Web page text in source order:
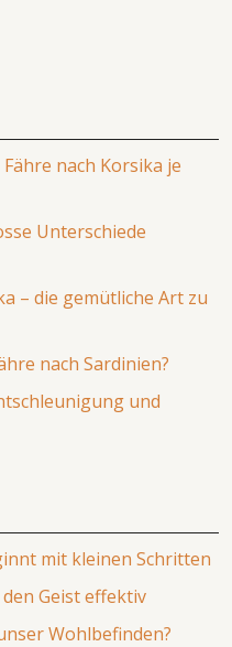
nach Korsika je
Unterschiede
– die gemütliche Art zu
nach Sardinien?
und
mit kleinen Schritten
Geist effektiv
Wohlbefinden?